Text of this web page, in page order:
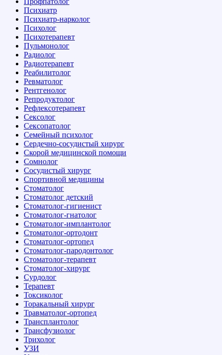
Психиатр
Психиатр-нарколог
Психолог
Психотерапевт
Пульмонолог
Радиолог
Радиотерапевт
Реабилитолог
Ревматолог
Рентгенолог
Репродуктолог
Рефлексотерапевт
Сексолог
Сексопатолог
Семейный психолог
Сердечно-сосудистый хирург
Скорой медицинской помощи
Сомнолог
Сосудистый хирург
Спортивной медицины
Стоматолог
Стоматолог детский
Стоматолог-гигиенист
Стоматолог-гнатолог
Стоматолог-имплантолог
Стоматолог-ортодонт
Стоматолог-ортопед
Стоматолог-пародонтолог
Стоматолог-терапевт
Стоматолог-хирург
Сурдолог
Терапевт
Токсиколог
Торакальный хирург
Травматолог-ортопед
Трансплантолог
Трансфузиолог
Трихолог
УЗИ